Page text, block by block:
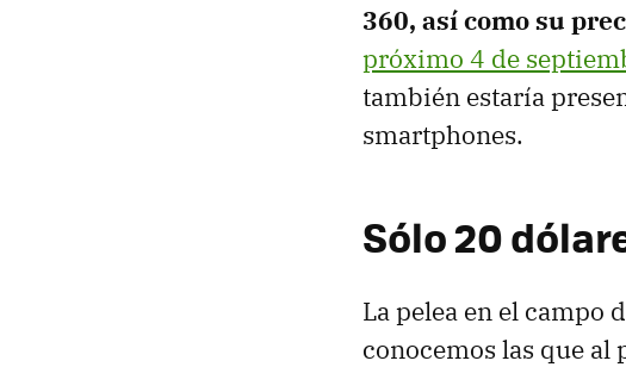
360, así como su
próximo 4 de
también estaría
smartphones.
Sólo 20
La pelea en el campo
conocemos las que al